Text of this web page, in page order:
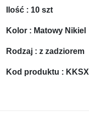
Ilość : 10 szt
Kolor : Matowy Nikiel
Rodzaj : z zadziorem
Kod produktu :